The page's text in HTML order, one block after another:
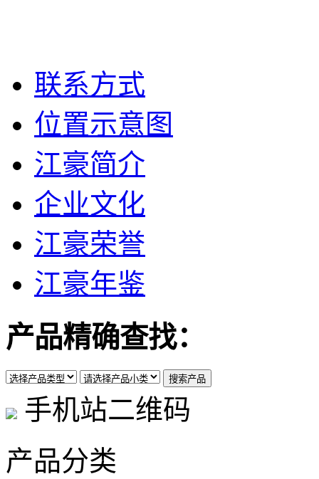
联系方式
位置示意图
江豪简介
企业文化
江豪荣誉
江豪年鉴
产品精确查找：
手机站二维码
产品分类